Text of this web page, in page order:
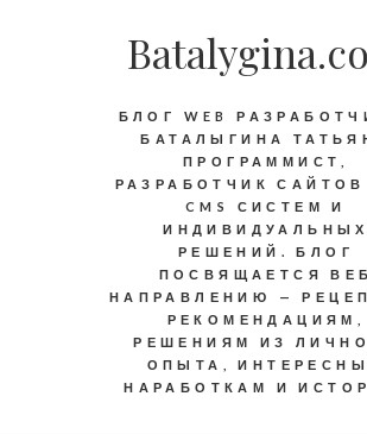
БЛОГ WEB
БАТАЛЫГИНА
ПРОГРАММИСТ,
РАЗРАБОТЧИК САЙТОВ
CMS СИСТЕМ И
ИНДИВИДУАЛЬНЫХ
РЕШЕНИЙ. БЛОГ
ПОСВЯЩАЕТСЯ ВЕБ
НАПРАВЛЕНИЮ —
РЕКОМЕНДАЦИЯМ,
РЕШЕНИЯМ ИЗ
ОПЫТА,
НАРАБОТКАМ И